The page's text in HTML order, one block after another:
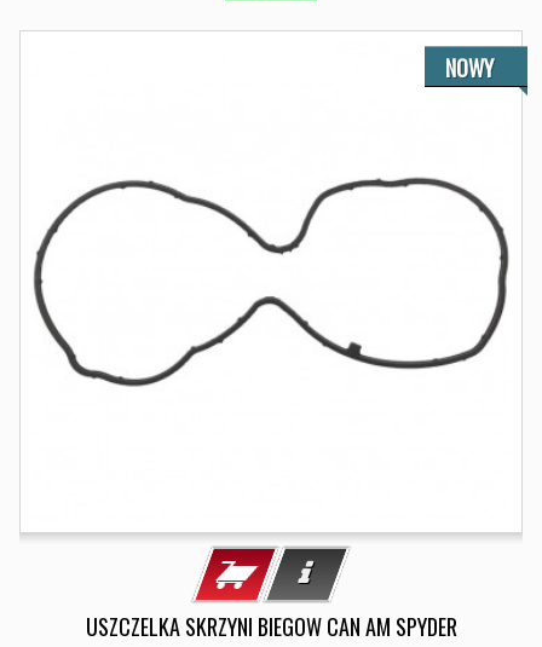
NOWY
USZCZELKA SKRZYNI BIEGOW CAN AM SPYDER